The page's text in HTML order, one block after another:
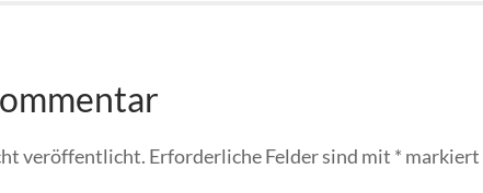
veröffentlicht. Erforderliche Felder sind mit * markiert